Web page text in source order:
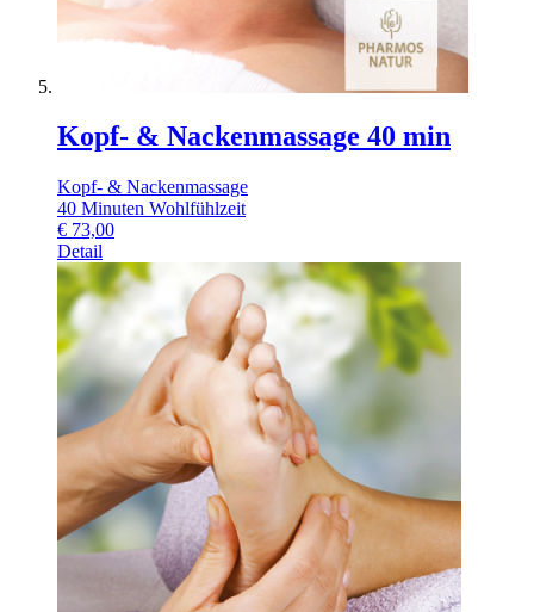
Kopf- & Nackenmassage 40 min
Kopf- & Nackenmassage
40 Minuten Wohlfühlzeit
€ 73,00
Detail